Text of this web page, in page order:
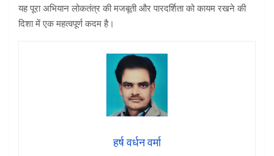
यह पूरा अभियान लोकतंत्र की मजबूती और पारदर्शिता को कायम रखने की
दिशा में एक महत्वपूर्ण कदम है।
हर्ष वर्धन वर्मा